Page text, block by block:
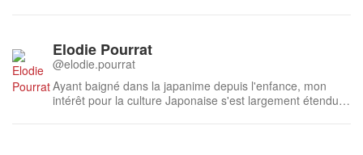
Elodie Pourrat
@elodie.pourrat
Ayant baigné dans la japanime depuis l'enfance, mon
intérêt pour la culture Japonaise s'est largement étendu